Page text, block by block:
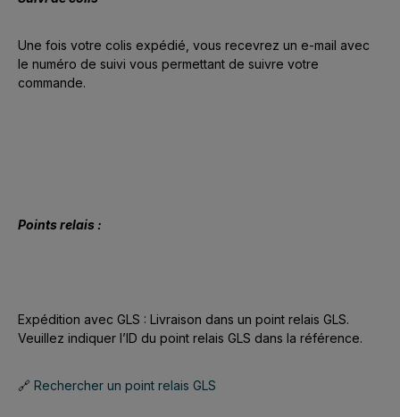
Une fois votre colis expédié, vous recevrez un e-mail avec
le numéro de suivi vous permettant de suivre votre
commande.
Points relais :
Expédition avec GLS : Livraison dans un point relais GLS.
Veuillez indiquer l’ID du point relais GLS dans la référence.
🔗 Rechercher un point relais GLS